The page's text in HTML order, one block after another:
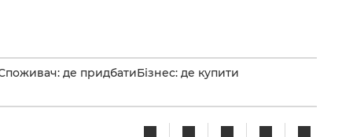
де придбатиБізнес: де купити